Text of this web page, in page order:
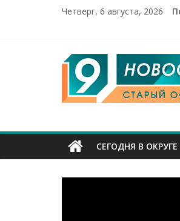
Четверг, 6 августа, 2026
9
Канал
Старый
Оскол
СЕГОДНЯ В ОКРУГЕ